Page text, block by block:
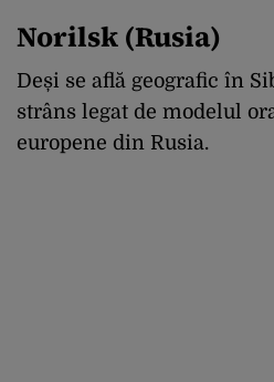
Norilsk (Rusia)
Deși se află geografic în
strâns legat de modelul
europene din Rusia.